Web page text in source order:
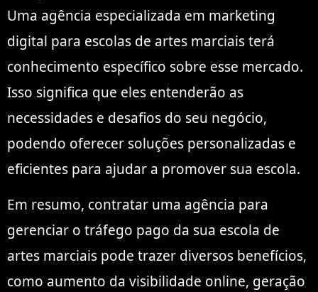
Uma agência especializada em marketing
digital para escolas de artes marciais terá
conhecimento específico sobre esse mercado.
Isso significa que eles entenderão as
necessidades e desafios do seu negócio,
podendo oferecer soluções personalizadas e
eficientes para ajudar a promover sua escola.
Em resumo, contratar uma agência para
gerenciar o tráfego pago da sua escola de
artes marciais pode trazer diversos benefícios,
como aumento da visibilidade online, geração